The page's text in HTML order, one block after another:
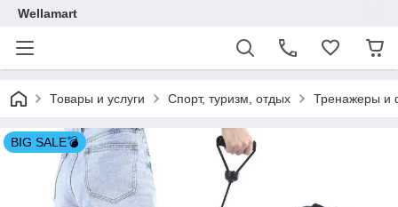
Wellamart
Товары и услуги Спорт, туризм, отдых Тренажеры и
BIG SALE💣